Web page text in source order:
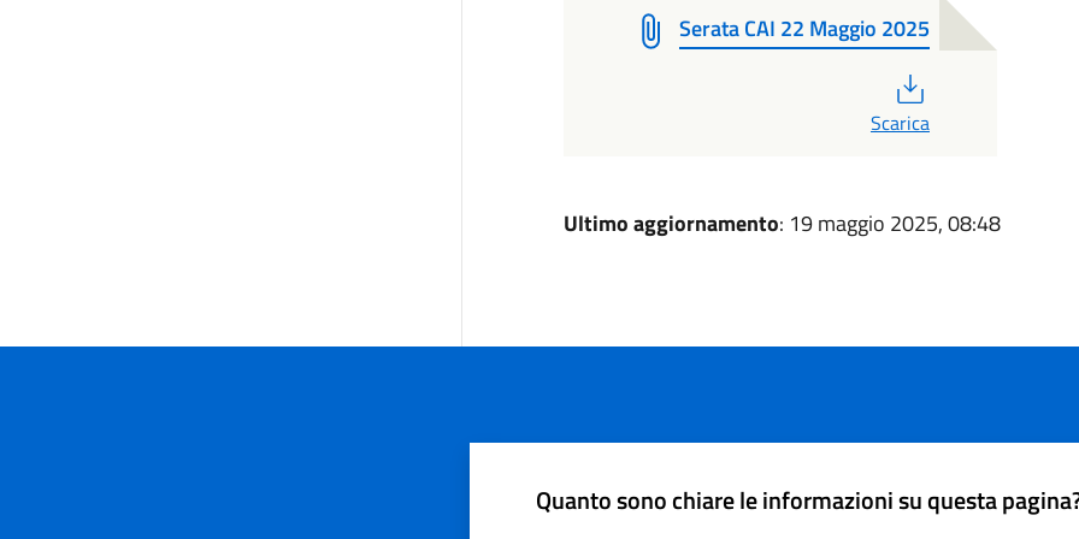
Serata CAI 22 Maggio 2025
Scarica
Ultimo aggiornamento: 19 maggio 2025, 08:48
Quanto sono chiare le informazioni su questa